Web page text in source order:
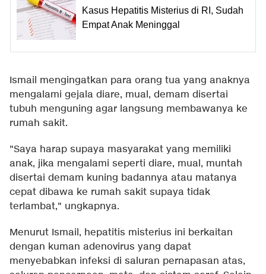
Kasus Hepatitis Misterius di RI, Sudah
Empat Anak Meninggal
Ismail mengingatkan para orang tua yang anaknya
mengalami gejala diare, mual, demam disertai
tubuh menguning agar langsung membawanya ke
rumah sakit.
"Saya harap supaya masyarakat yang memiliki
anak, jika mengalami seperti diare, mual, muntah
disertai demam kuning badannya atau matanya
cepat dibawa ke rumah sakit supaya tidak
terlambat," ungkapnya.
Menurut Ismail, hepatitis misterius ini berkaitan
dengan kuman adenovirus yang dapat
menyebabkan infeksi di saluran pernapasan atas,